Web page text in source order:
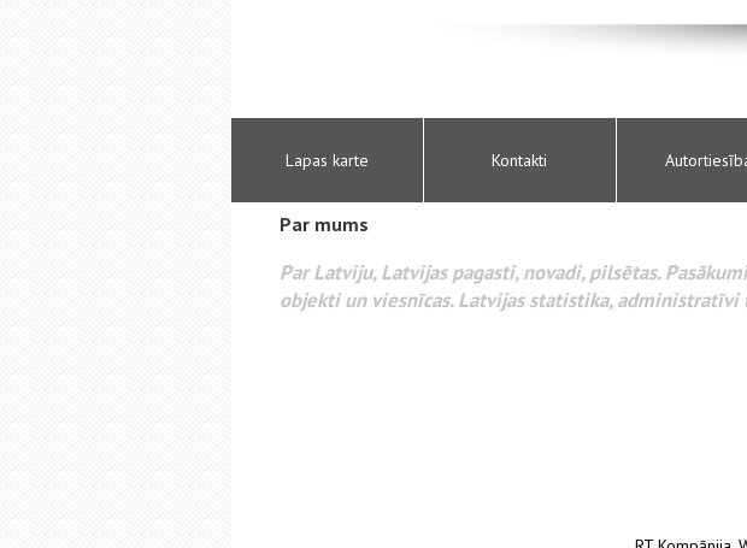
Lapas karte Kontakti
Par mums
Par Latviju, Latvijas pagasti, novadi, pilsētas.
objekti un viesnīcas. Latvijas statistika,